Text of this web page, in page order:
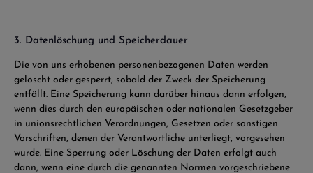
3. Datenlöschung und Speicherdauer
Die von uns erhobenen personenbezogenen Daten werden
gelöscht oder gesperrt, sobald der Zweck der Speicherung
entfällt. Eine Speicherung kann darüber hinaus dann erfolgen,
wenn dies durch den europäischen oder nationalen Gesetzgeber
in unionsrechtlichen Verordnungen, Gesetzen oder sonstigen
Vorschriften, denen der Verantwortliche unterliegt, vorgesehen
wurde. Eine Sperrung oder Löschung der Daten erfolgt auch
dann, wenn eine durch die genannten Normen vorgeschriebene